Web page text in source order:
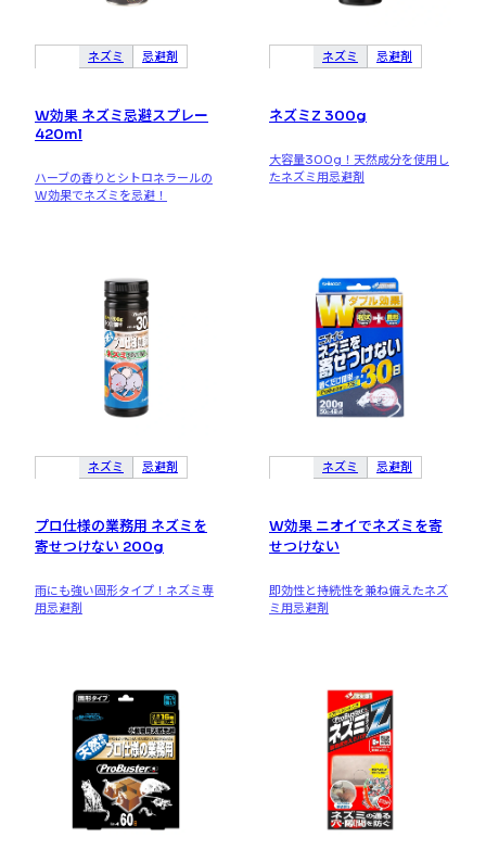
ネズミ 忌避剤
W効果 ネズミ忌避スプレー
420ml
ハーブの香りとシトロネラールの
W効果でネズミを忌避！
ネズミ 忌避剤
ネズミZ 300g
大容量300g！天然成分を使用し
たネズミ用忌避剤
ネズミ 忌避剤
プロ仕様の業務用 ネズミを
寄せつけない 200g
雨にも強い固形タイプ！ネズミ専
用忌避剤
ネズミ 忌避剤
W効果 ニオイでネズミを寄
せつけない
即効性と持続性を兼ね備えたネズ
ミ用忌避剤